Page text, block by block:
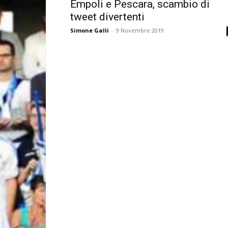
Empoli e Pescara, scambio di
tweet divertenti
Simone Galli - 9 Novembre 2019